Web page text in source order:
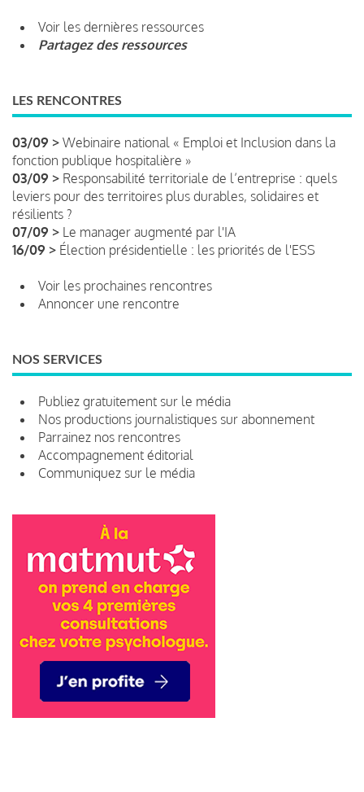
Voir les dernières ressources
Partagez des ressources
LES RENCONTRES
03/09 > Webinaire national « Emploi et Inclusion dans la
fonction publique hospitalière »
03/09 > Responsabilité territoriale de l’entreprise : quels
leviers pour des territoires plus durables, solidaires et
résilients ?
07/09 > Le manager augmenté par l'IA
16/09 > Élection présidentielle : les priorités de l'ESS
Voir les prochaines rencontres
Annoncer une rencontre
NOS SERVICES
Publiez gratuitement sur le média
Nos productions journalistiques sur abonnement
Parrainez nos rencontres
Accompagnement éditorial
Communiquez sur le média